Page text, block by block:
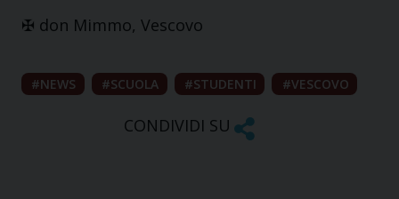
✠ don Mimmo, Vescovo
NEWS SCUOLA STUDENTI VESCOVO
CONDIVIDI SU